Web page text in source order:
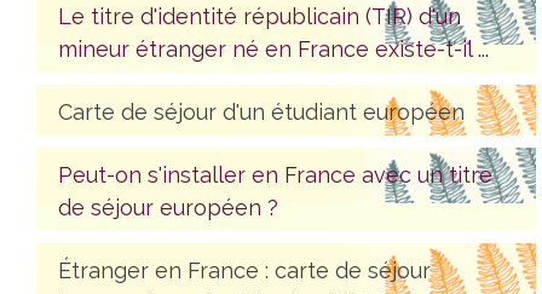
Le titre d'identité républicain (TIR) d'un
mineur étranger né en France existe-t-il ...
Carte de séjour d'un étudiant européen
Peut-on s'installer en France avec un titre
de séjour européen ?
Étranger en France : carte de séjour